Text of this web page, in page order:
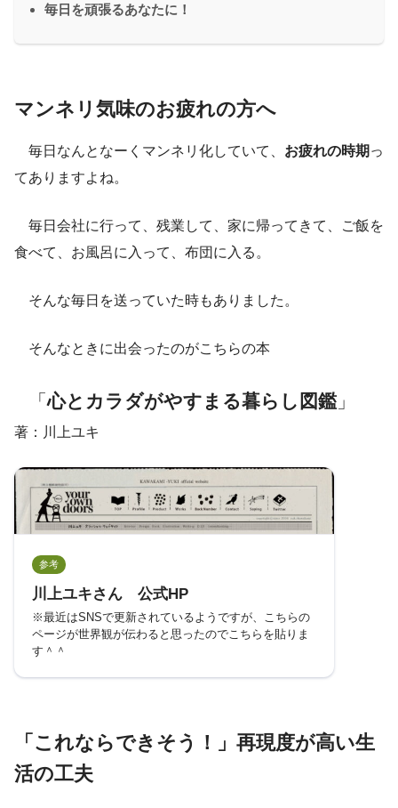
毎日を頑張るあなたに！
マンネリ気味のお疲れの方へ
毎日なんとなーくマンネリ化していて、 お疲れの時期 っ
てありますよね。
毎日会社に行って、残業して、家に帰ってきて、ご飯を
食べて、お風呂に入って、布団に入る。
そんな毎日を送っていた時もありました。
そんなときに出会ったのがこちらの本
「心とカラダがやすまる暮らし図鑑 」
著：川上ユキ
参考
川上ユキさん 公式HP
※最近はSNSで更新されているようですが、こちらの
ページが世界観が伝わると思ったのでこちらを貼りま
す＾＾
「これならできそう！」再現度が高い生
活の工夫